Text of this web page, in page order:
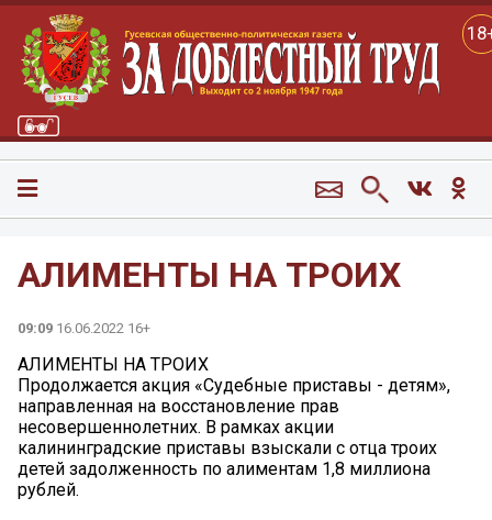
АЛИМЕНТЫ НА ТРОИХ
09:09 16.06.2022 16+
АЛИМЕНТЫ НА ТРОИХ
Продолжается акция «Судебные приставы - детям»,
направленная на восстановление прав
несовершеннолетних. В рамках акции
калининградские приставы взыскали с отца троих
детей задолженность по алиментам 1,8 миллиона
рублей.